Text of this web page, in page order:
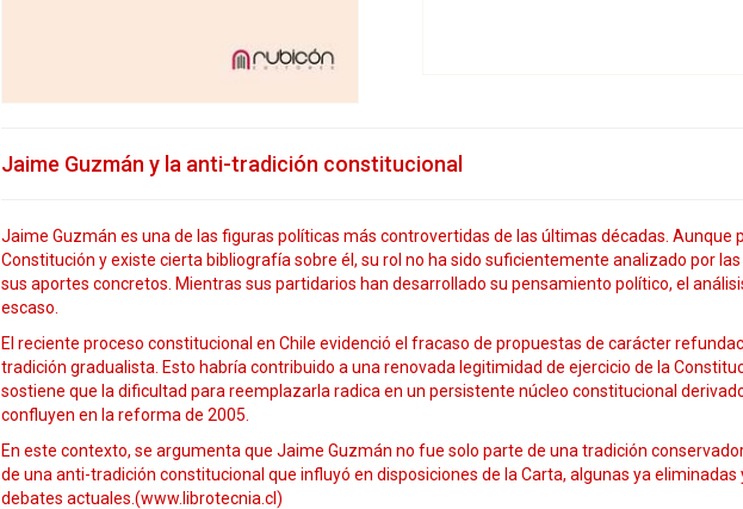
Jaime Guzmán y la anti-tradición constitucional
Jaime Guzmán es una de las figuras políticas más controvertidas de las últimas décadas. Aunque
Constitución y existe cierta bibliografía sobre él, su rol no ha sido suficientemente analizado por
sus aportes concretos. Mientras sus partidarios han desarrollado su pensamiento político, el
escaso.
El reciente proceso constitucional en Chile evidenció el fracaso de propuestas de carácter
tradición gradualista. Esto habría contribuido a una renovada legitimidad de ejercicio de la
sostiene que la dificultad para reemplazarla radica en un persistente núcleo constitucional
confluyen en la reforma de 2005.
En este contexto, se argumenta que Jaime Guzmán no fue solo parte de una tradición
de una anti-tradición constitucional que influyó en disposiciones de la Carta, algunas ya
debates actuales.(www.librotecnia.cl)